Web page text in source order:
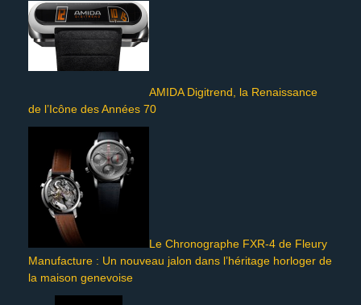
AMIDA Digitrend, la Renaissance
de l’Icône des Années 70
Le Chronographe FXR-4 de Fleury
Manufacture : Un nouveau jalon dans l’héritage horloger de
la maison genevoise